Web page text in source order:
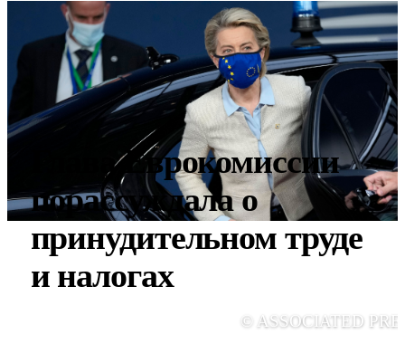
Глава Еврокомиссии
порассуждала о
принудительном труде
и налогах
© ASSOCIATED